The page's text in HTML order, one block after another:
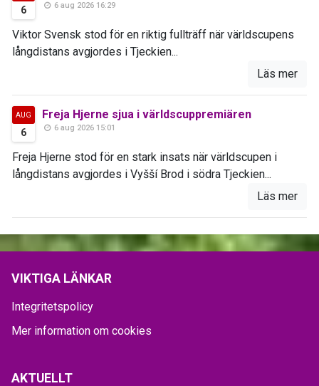
6 6 aug 2026 16:29
Viktor Svensk stod för en riktig fullträff när världscupens
långdistans avgjordes i Tjeckien...
Läs mer
AUG
6
Freja Hjerne sjua i världscuppremiären
6 aug 2026 15:01
Freja Hjerne stod för en stark insats när världscupen i
långdistans avgjordes i Vyšší Brod i södra Tjeckien...
Läs mer
VIKTIGA LÄNKAR
Integritetspolicy
Mer information om cookies
AKTUELLT